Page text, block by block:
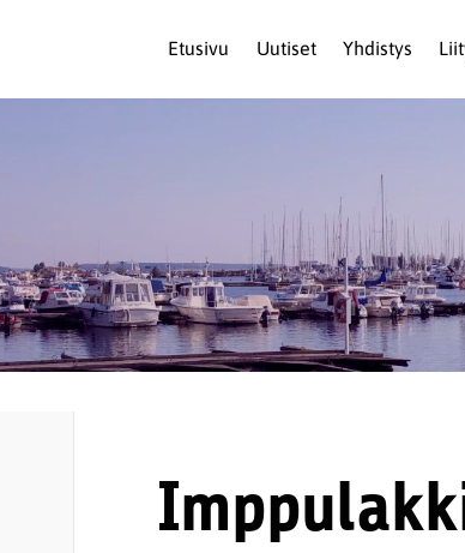
Etusivu Uutiset Yhdistys